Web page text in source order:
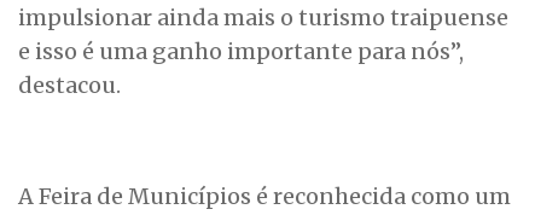
impulsionar ainda mais o turismo traipuense
e isso é uma ganho importante para nós”,
destacou.
A Feira de Municípios é reconhecida como um